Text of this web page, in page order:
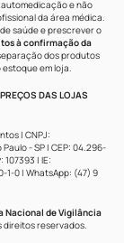
e não
da área médica.
saúde e prescrever o
à confirmação da
dos produtos
em loja.
DAS LOJAS
| CNPJ:
- SP | CEP: 04.296-
| IE:
1-0 | WhatsApp: (47) 9
Nacional de Vigilância
direitos reservados.